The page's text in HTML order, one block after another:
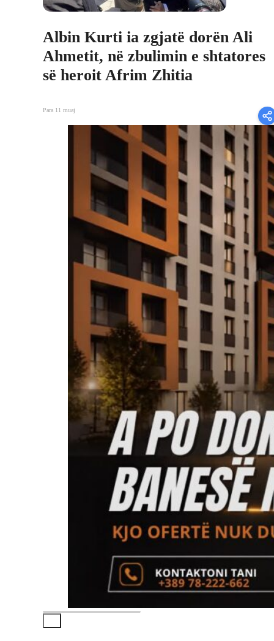
Albin Kurti ia zgjatë dorën Ali
Ahmetit, në zbulimin e shtatores
së heroit Afrim Zhitia
Para 11 muaj